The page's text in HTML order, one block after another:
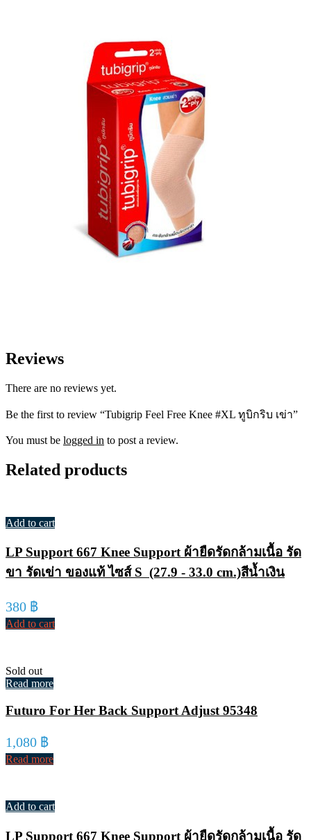
Reviews
There are no reviews yet.
Be the first to review “Tubigrip Feel Free Knee #XL ทูบิกริบ เข่า”
You must be logged in to post a review.
Related products
Add to cart
LP Support 667 Knee Support ผ้ายืดรัดกล้ามเนื้อ รัด
ขา รัดเข่า ของแท้ ไซส์ S (27.9 - 33.0 cm.)สีน้ำเงิน
380 ฿
Add to cart
Sold out
Read more
Futuro For Her Back Support Adjust 95348
1,080 ฿
Read more
Add to cart
LP Support 667 Knee Support ผ้ายืดรัดกล้ามเนื้อ รัด